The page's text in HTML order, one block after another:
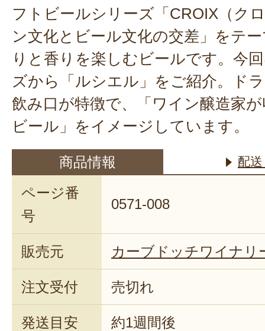
フトビールシリーズ「CROIX（ク
ン文化とビール文化の交差」をテ
りと香りを楽しむビールです。今
ズから「ルシエル」をご紹介。ド
飲み口が特徴で、「ワイン醸造家
ビール」をイメージしています。
商品情報 配
ページ番
号
0571-008
販売元 カーブドッチワイナリ
注文受付 売切れ
発送目安 約1週間後